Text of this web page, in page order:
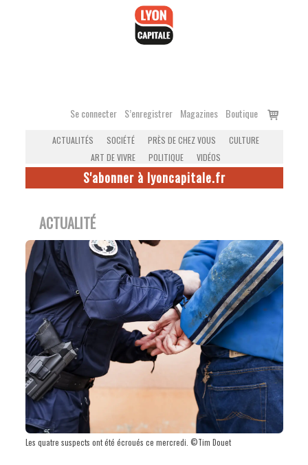
Se connecter S’enregistrer Magazines Boutique
Voir
ACTUALITÉS SOCIÉTÉ PRÈS DE CHEZ VOUS
CULTURE
ART DE VIVRE
POLITIQUE VIDÉOS
S'abonner à lyoncapitale.fr
ACTUALITÉ
Les quatre suspects ont été écroués ce mercredi. ©Tim Douet